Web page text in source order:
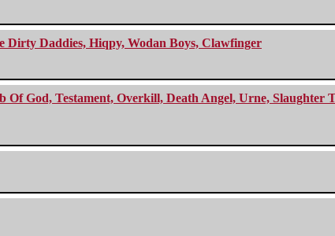
Dirty Daddies, Hiqpy, Wodan Boys, Clawfinger
Of God, Testament, Overkill, Death Angel, Urne,